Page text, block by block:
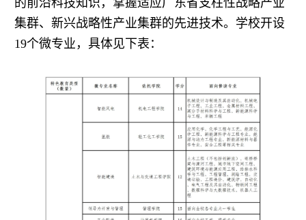
的前沿科技知识，掌握适应广东省支柱性战略产业
集群、新兴战略性产业集群的先进技术。学校开设
19个微专业，具体见下表：